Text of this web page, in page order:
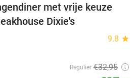
15%
met vrije keuze
Dixie's
9.8 star
Regulier €32,95